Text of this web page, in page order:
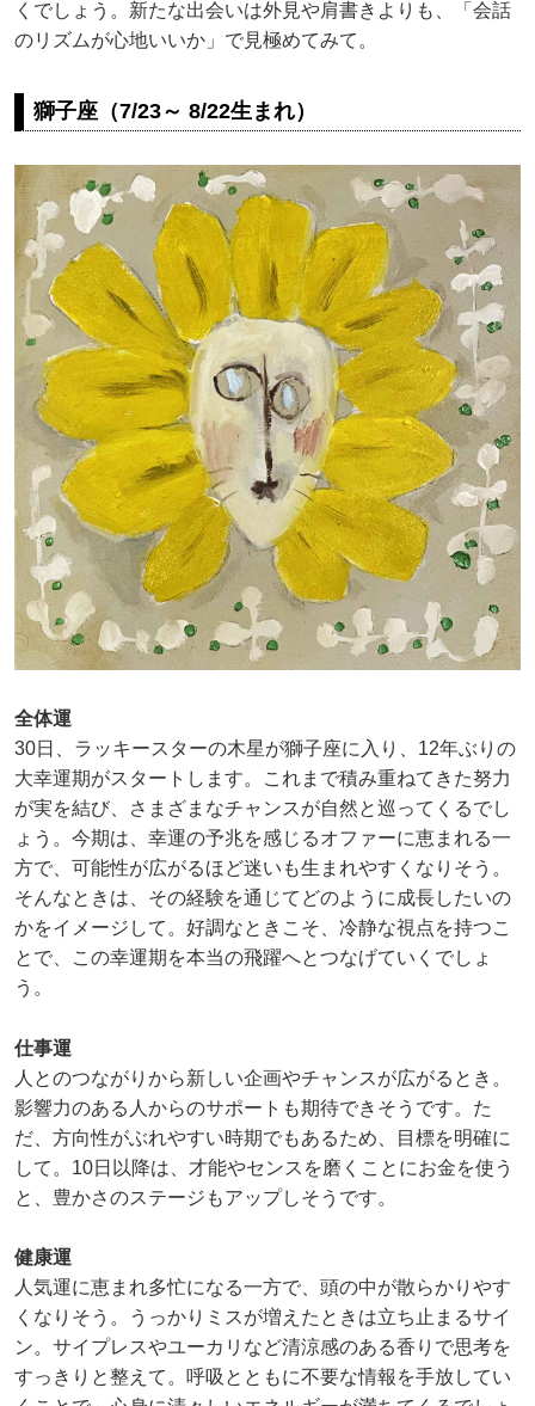
くでしょう。新たな出会いは外見や肩書きよりも、「会話
のリズムが心地いいか」で見極めてみて。
獅子座（7/23～ 8/22生まれ）
全体運
30日、ラッキースターの木星が獅子座に入り、12年ぶりの
大幸運期がスタートします。これまで積み重ねてきた努力
が実を結び、さまざまなチャンスが自然と巡ってくるでし
ょう。今期は、幸運の予兆を感じるオファーに恵まれる一
方で、可能性が広がるほど迷いも生まれやすくなりそう。
そんなときは、その経験を通じてどのように成長したいの
かをイメージして。好調なときこそ、冷静な視点を持つこ
とで、この幸運期を本当の飛躍へとつなげていくでしょ
う。
仕事運
人とのつながりから新しい企画やチャンスが広がるとき。
影響力のある人からのサポートも期待できそうです。た
だ、方向性がぶれやすい時期でもあるため、目標を明確に
して。10日以降は、才能やセンスを磨くことにお金を使う
と、豊かさのステージもアップしそうです。
健康運
人気運に恵まれ多忙になる一方で、頭の中が散らかりやす
くなりそう。うっかりミスが増えたときは立ち止まるサイ
ン。サイプレスやユーカリなど清涼感のある香りで思考を
すっきりと整えて。呼吸とともに不要な情報を手放してい